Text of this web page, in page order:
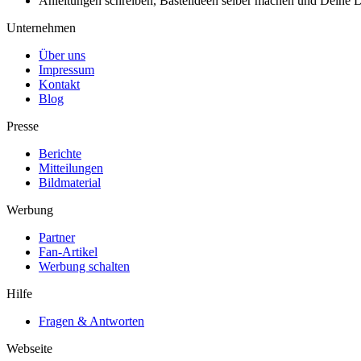
Unternehmen
Über uns
Impressum
Kontakt
Blog
Presse
Berichte
Mitteilungen
Bildmaterial
Werbung
Partner
Fan-Artikel
Werbung schalten
Hilfe
Fragen & Antworten
Webseite